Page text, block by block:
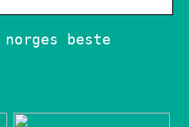
norges beste